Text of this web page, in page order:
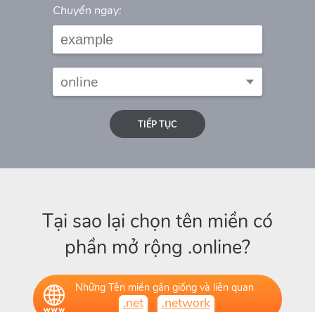
Chuyển ngay:
TIẾP TỤC
Tại sao lại chọn tên miền có
phần mở rộng .online?
Những Tên miền gần giống và liên quan
.net .network